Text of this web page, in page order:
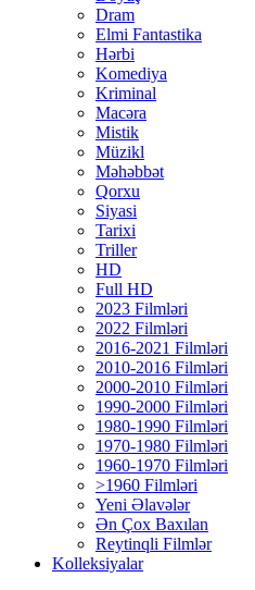
Dram
Elmi Fantastika
Hərbi
Komediya
Kriminal
Macəra
Mistik
Müzikl
Məhəbbət
Qorxu
Siyasi
Tarixi
Triller
HD
Full HD
2023 Filmləri
2022 Filmləri
2016-2021 Filmləri
2010-2016 Filmləri
2000-2010 Filmləri
1990-2000 Filmləri
1980-1990 Filmləri
1970-1980 Filmləri
1960-1970 Filmləri
>1960 Filmləri
Yeni Əlavələr
Ən Çox Baxılan
Reytinqli Filmlər
Kolleksiyalar